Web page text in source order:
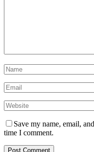
Save my name, email,
time I comment.